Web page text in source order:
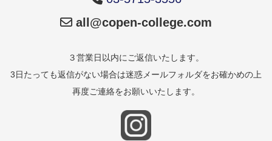
all@copen-college.com
３営業日以内にご返信いたします。
3日たっても返信がない場合は迷惑メールフォルダをお確かめの上
再度ご連絡をお願いいたします。